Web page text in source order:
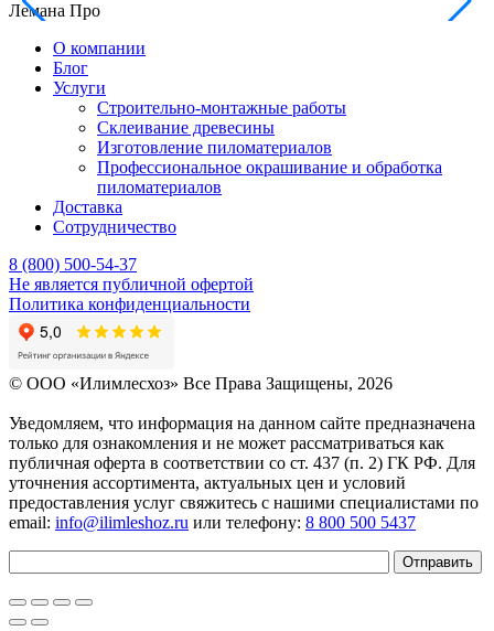
Лемана Про
О компании
Блог
Услуги
Строительно-монтажные работы
Склеивание древесины
Изготовление пиломатериалов
Профессиональное окрашивание и обработка
пиломатериалов
Доставка
Сотрудничество
8 (800) 500-54-37
Не является публичной офертой
Политика конфиденциальности
© OOO «Илимлесхоз» Все Права Защищены, 2026
Уведомляем, что информация на данном сайте предназначена
только для ознакомления и не может рассматриваться как
публичная оферта в соответствии со ст. 437 (п. 2) ГК РФ. Для
уточнения ассортимента, актуальных цен и условий
предоставления услуг свяжитесь с нашими специалистами по
email: info@ilimleshoz.ru или телефону: 8 800 500 5437